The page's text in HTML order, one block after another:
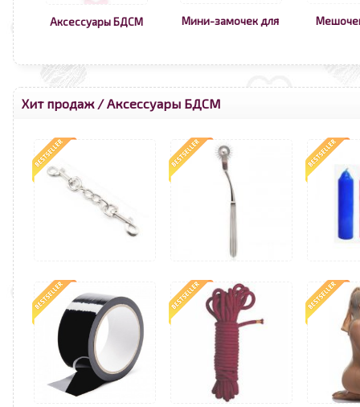
Аксессуары БДСМ Мини-замочек для
Хит продаж/Аксессуары БДСМ